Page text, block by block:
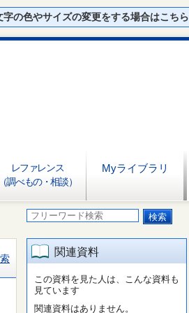
の色やサイズの変更をする場合はこちら
レファレンス
調べもの・相談）
Myライブラリ
関連資料
この資料を見た人は、こんな資料も
見ています
関連資料はありません。